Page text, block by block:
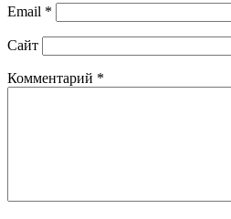
Email *
Сайт
Комментарий *